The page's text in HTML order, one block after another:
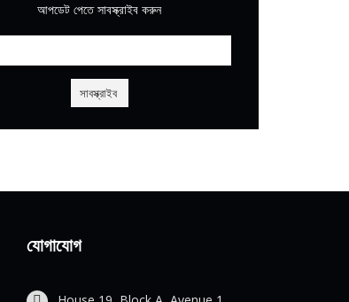
আপডেট পেতে সাবস্ক্রাইব করুন
যোগাযোগ